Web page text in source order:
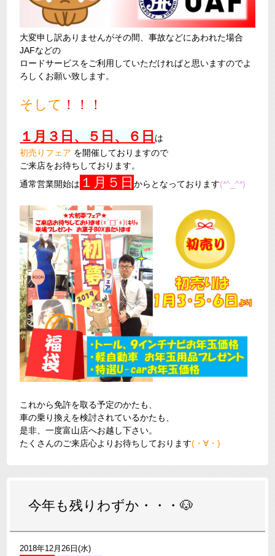
大変申し訳ありませんがその間、事故などにあわれた場合
JAFなどの
ロードサービスをご利用していただければと思いますのでよ
ろしくお願い致します。
そして ！！！
１月３日、５日、６日 は
初売りフェア を開催しておりますので
ご来店をお待ちしております。
通常営業開始は １月５日からとなっております(*^_^*)
これから免許を取る予定のかたも、
車の乗り換えを検討されているかたも、
是非、一度富山店へお越し下さい。
たくさんのご来店心よりお待ちしております(・∀・)
今年も残りわずか・・・🐶
2018年12月26日(水)